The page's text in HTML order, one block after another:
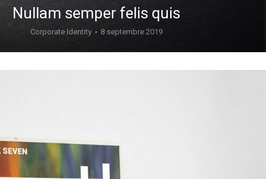
Nullam semper felis quis
Corporate Identity 8 septembre 2019